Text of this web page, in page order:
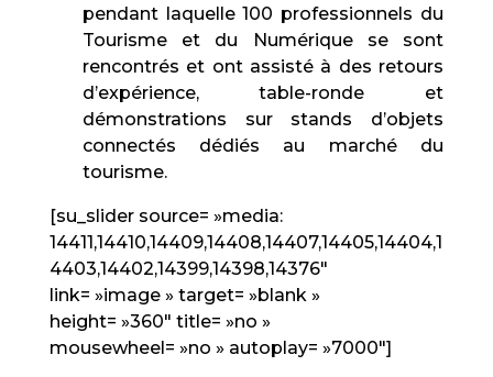
pendant laquelle 100 professionnels du
Tourisme et du Numérique se sont
rencontrés et ont assisté à des retours
d’expérience, table-ronde et
démonstrations sur stands d’objets
connectés dédiés au marché du
tourisme.
[su_slider source= »media:
14411,14410,14409,14408,14407,14405,14404,1
4403,14402,14399,14398,14376″
link= »image » target= »blank »
height= »360″ title= »no »
mousewheel= »no » autoplay= »7000″]